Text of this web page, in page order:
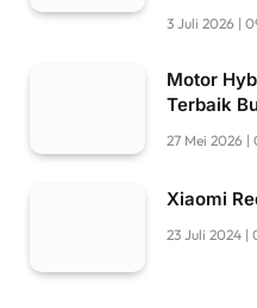
3 Juli 2026 |
Motor
Terbaik
27 Mei 2026 |
Xiaomi
23 Juli 2024 |